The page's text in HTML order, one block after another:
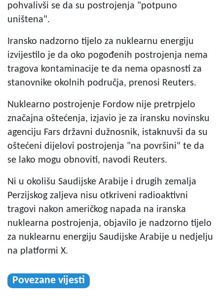
pohvalivši se da su postrojenja "potpuno
uništena".
Iransko nadzorno tijelo za nuklearnu energiju
izvijestilo je da oko pogođenih postrojenja nema
tragova kontaminacije te da nema opasnosti za
stanovnike okolnih područja, prenosi Reuters.
Nuklearno postrojenje Fordow nije pretrpjelo
značajna oštećenja, izjavio je za iransku novinsku
agenciju Fars državni dužnosnik, istaknuvši da su
oštećeni dijelovi postrojenja "na površini" te da
se lako mogu obnoviti, navodi Reuters.
Ni u okolišu Saudijske Arabije i drugih zemalja
Perzijskog zaljeva nisu otkriveni radioaktivni
tragovi nakon američkog napada na iranska
nuklearna postrojenja, objavilo je nadzorno tijelo
za nuklearnu energiju Saudijske Arabije u nedjelju
na platformi X.
Povezane vijesti